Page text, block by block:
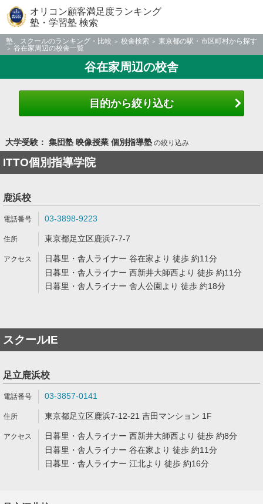
オリコン顧客満足度ランキング
塾・学習塾 検索
塾、スクールのランキング・比較 校舎検索
東京都の駅・市区町村から探す
谷在家周辺の校舎一覧
谷在家周辺の校舎
目的から絞り込む
大学受験： 集団塾 映像授業 個別指導塾の絞り込み
ITTO個別指導学院
鹿浜校
03-3898-9223
東京都足立区鹿浜7-7-7
日暮里・舎人ライナー 谷在家より 徒歩 約11分
日暮里・舎人ライナー 西新井大師西より 徒歩 約11分
日暮里・舎人ライナー 舎人公園より 徒歩 約18分
スクールIE
足立鹿浜校
03-3857-0141
東京都足立区鹿浜7-12-21 吉田マンション 1F
日暮里・舎人ライナー 西新井大師西より 徒歩 約8分
日暮里・舎人ライナー 谷在家より 徒歩 約11分
日暮里・舎人ライナー 江北より 徒歩 約16分